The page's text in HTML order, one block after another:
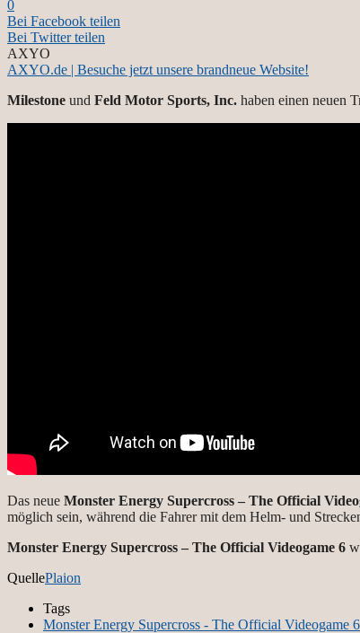
0
Bei Facebook teilen
Bei Twitter teilen
AXYO
AXYO.de | Besuche jetzt unsere brandneue Website!
Milestone und Feld Motor Sports, Inc. haben einen neuen
Das neue Monster Energy Supercross – The Official
möglich sein, während die Fahrer mit dem Helm- und
Monster Energy Supercross – The Official Videogame 6
QuellePlaion
Tags
Monster Energy Supercross - The Official Videogame 6